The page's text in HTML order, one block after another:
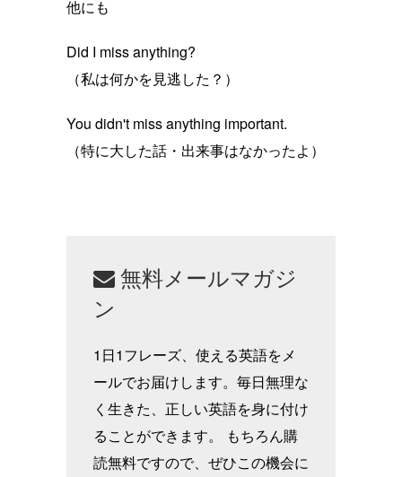
他にも
Did I miss anything?
（私は何かを見逃した？）
You didn't miss anything important.
（特に大した話・出来事はなかったよ）
無料メールマガジ
ン
1日1フレーズ、使える英語をメ
ールでお届けします。毎日無理な
く生きた、正しい英語を身に付け
ることができます。 もちろん購
読無料ですので、ぜひこの機会に